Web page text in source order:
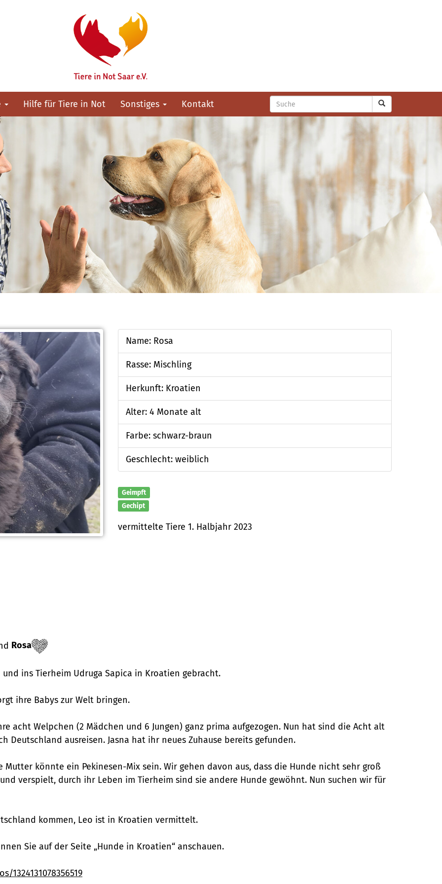
Hilfe für Tiere in Not Sonstiges Kontakt
Name: Rosa
Rasse: Mischling
Herkunft: Kroatien
Alter: 4 Monate alt
Farbe: schwarz-braun
Geschlecht: weiblich
Geimpft
Gechipt
vermittelte Tiere 1. Halbjahr 2023
Rosa
ins Tierheim Udruga Sapica in Kroatien gebracht.
ihre Babys zur Welt bringen.
acht Welpchen (2 Mädchen und 6 Jungen) ganz prima aufgezogen. Nun hat sind die Acht alt
Deutschland ausreisen. Jasna hat ihr neues Zuhause bereits gefunden.
könnte ein Pekinesen-Mix sein. Wir gehen davon aus, dass die Hunde nicht sehr groß
verspielt, durch ihr Leben im Tierheim sind sie andere Hunde gewöhnt. Nun suchen wir für
kommen, Leo ist in Kroatien vermittelt.
Sie auf der Seite „Hunde in Kroatien“ anschauen.